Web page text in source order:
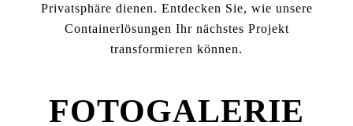
Privatsphäre dienen. Entdecken Sie, wie unsere
Containerlösungen Ihr nächstes Projekt
transformieren können.
FOTOGALERIE